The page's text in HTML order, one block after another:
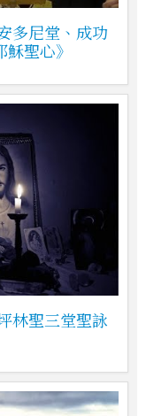
多尼堂、成功
聖心》
林聖三堂聖詠